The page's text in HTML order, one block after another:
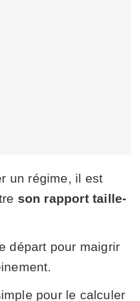
un régime, il est
son rapport taille-
départ pour maigrir
pour le calculer